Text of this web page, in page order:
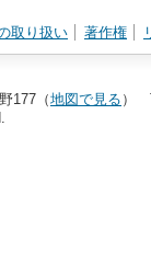
取り扱い 著作権
177（地図で見る ）